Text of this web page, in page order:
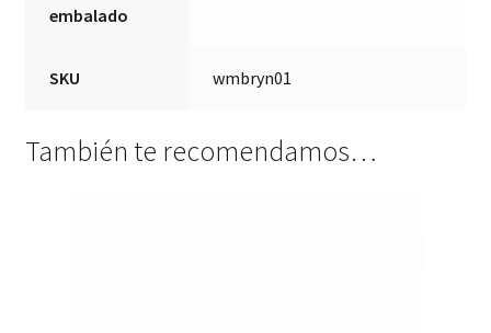
embalado
SKU wmbryn01
También te recomendamos…